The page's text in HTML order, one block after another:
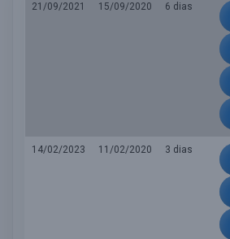
21/09/2021 15/09/2020
6 dias
14/02/2023 11/02/2020
3 dias